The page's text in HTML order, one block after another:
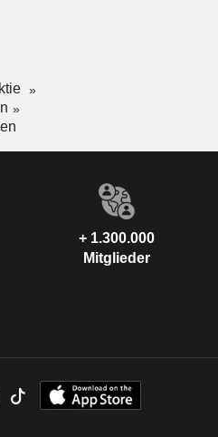
+ 1.300.000
Mitglieder